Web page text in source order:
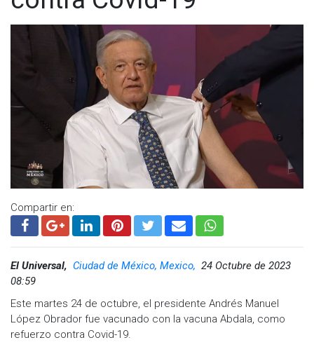
Compartir en:
El Universal, Ciudad de México, Mexico, 24 Octubre de 2023
08:59
Este martes 24 de octubre, el presidente Andrés Manuel
López Obrador fue vacunado con la vacuna Abdala, como
refuerzo contra Covid-19.